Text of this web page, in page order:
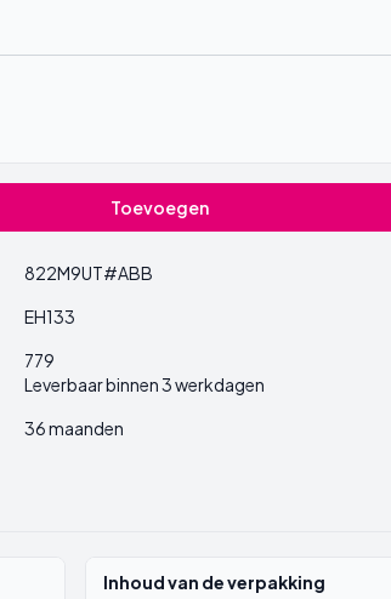
Toevoegen
822M9UT#ABB
EH133
779
Leverbaar binnen 3 werkdagen
36 maanden
Inhoud van de verpakking